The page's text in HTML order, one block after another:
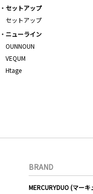
セットアップ
セットアップ
ニューライン
OUNNOUN
VEQUM
Htage
BRAND
MERCURYDUO (マー